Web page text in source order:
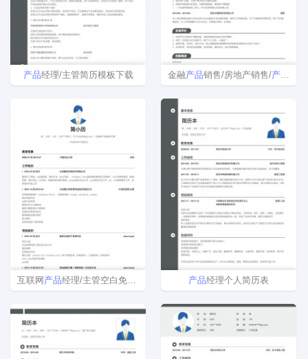
产品经理/主管简历模板下载 金融产品销售/房地产销售/产品
互联网 产品经理/主管空白免费简历模板 产品经理个人简历表